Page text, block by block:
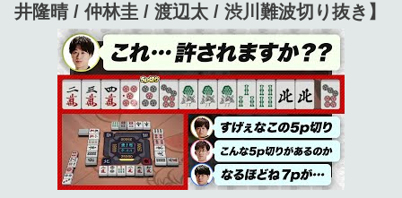
井隆晴 / 仲林圭 / 渡辺太 / 渋川難波切り抜き】